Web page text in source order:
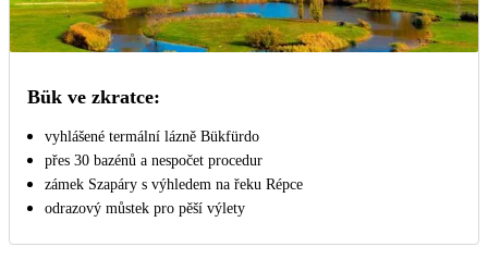
Bük ve zkratce:
vyhlášené termální lázně Bükfürdo
přes 30 bazénů a nespočet procedur
zámek Szapáry s výhledem na řeku Répce
odrazový můstek pro pěší výlety